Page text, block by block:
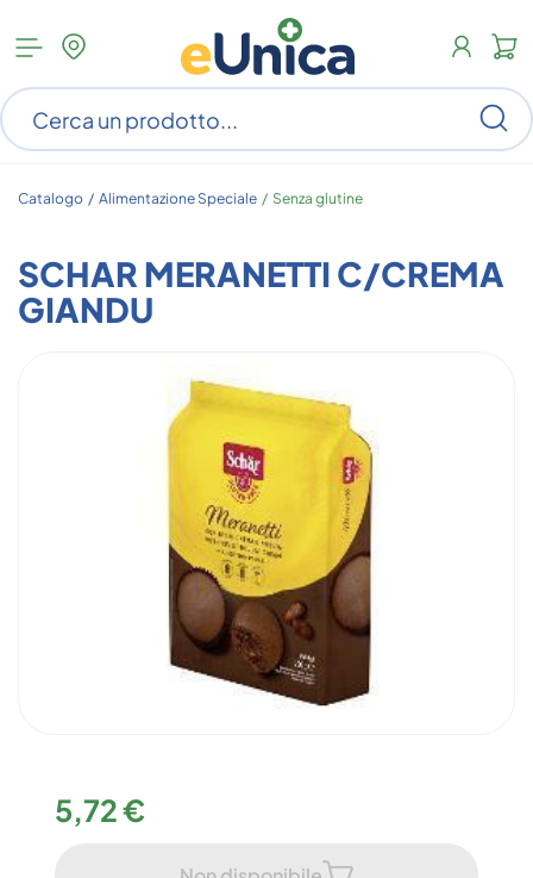
Apri
menu
categorie
Catalogo / Alimentazione Speciale / Senza glutine
SCHAR MERANETTI C/CREMA
GIANDU
5,72 €